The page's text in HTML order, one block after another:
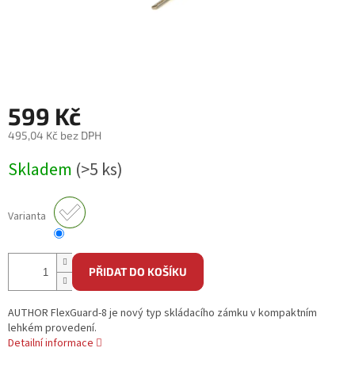
599 Kč
495,04 Kč bez DPH
cena:
Skladem (>5 ks)
Varianta
PŘIDAT DO KOŠÍKU
AUTHOR FlexGuard-8 je nový typ skládacího zámku v kompaktním
lehkém provedení.
Detailní informace